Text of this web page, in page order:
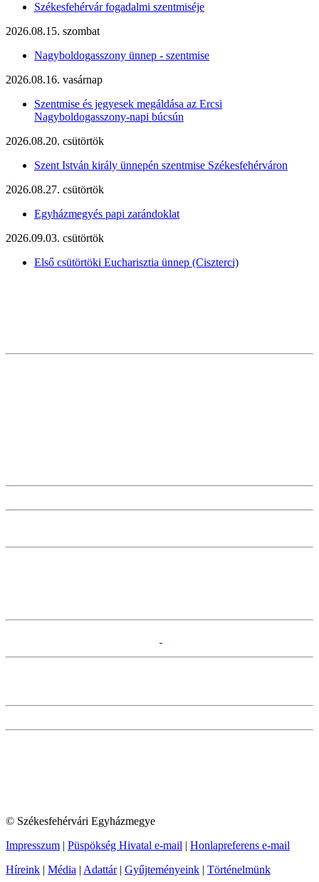
Székesfehérvár fogadalmi szentmiséje
2026.08.15. szombat
Nagyboldogasszony ünnep - szentmise
2026.08.16. vasárnap
Szentmise és jegyesek megáldása az Ercsi
Nagyboldogasszony-napi búcsún
2026.08.20. csütörtök
Szent István király ünnepén szentmise Székesfehérváron
2026.08.27. csütörtök
Egyházmegyés papi zarándoklat
2026.09.03. csütörtök
Első csütörtöki Eucharisztia ünnep (Ciszterci)
© Székesfehérvári Egyházmegye
Impresszum | Püspökség Hivatal e-mail | Honlapreferens e-mail
Híreink | Média | Adattár| Gyűjteményeink | Történelmünk